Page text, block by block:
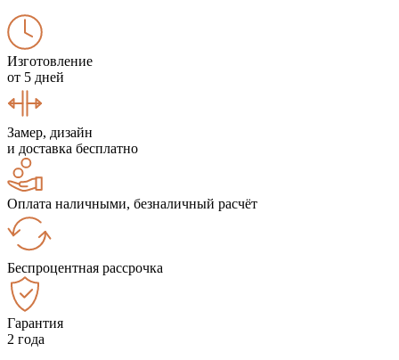
Изготовление
от 5 дней
Замер, дизайн
и доставка бесплатно
Оплата наличными, безналичный расчёт
Беспроцентная рассрочка
Гарантия
2 года